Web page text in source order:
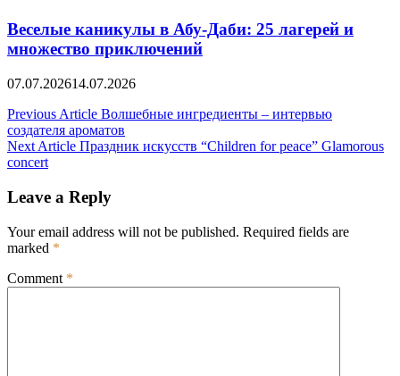
Веселые каникулы в Абу-Даби: 25 лагерей и
множество приключений
07.07.202614.07.2026
Post
navigation
Previous Article Волшебные ингрeдиенты – интервью
создателя ароматов
Next Article Праздник искусств “Children for peace” Glamorous
concert
Leave a Reply
Your email address will not be published. Required fields are
marked *
Comment *